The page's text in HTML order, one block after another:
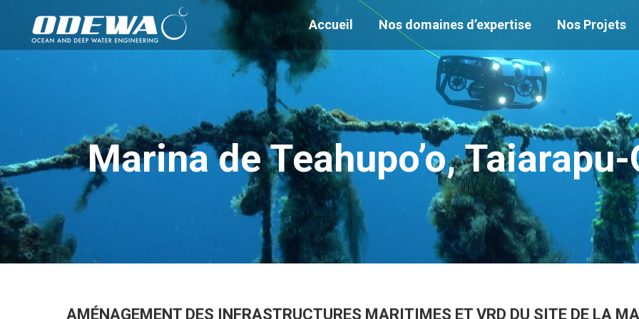
Accueil Nos domaines d’expertise Nos Projets
Marina de Teahupo’o,
AMÉNAGEMENT DES INFRASTRUCTURES MARITIMES ET VRD DU SITE DE LA